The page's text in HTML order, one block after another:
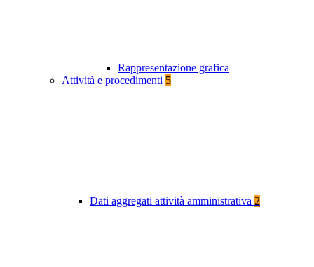
Rappresentazione grafica
Attività e procedimenti 5
Dati aggregati attività amministrativa 2